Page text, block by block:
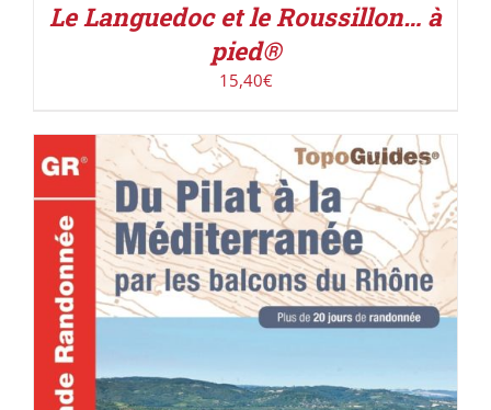
Le Languedoc et le Roussillon… à
pied®
15,40€